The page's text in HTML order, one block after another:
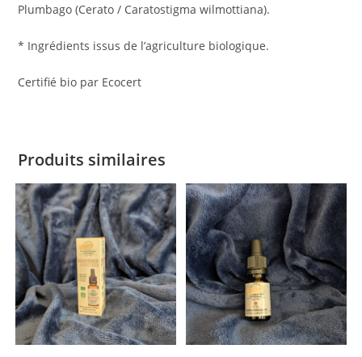
Plumbago (Cerato / Caratostigma wilmottiana).
* Ingrédients issus de l’agriculture biologique.
Certifié bio par Ecocert
Produits similaires